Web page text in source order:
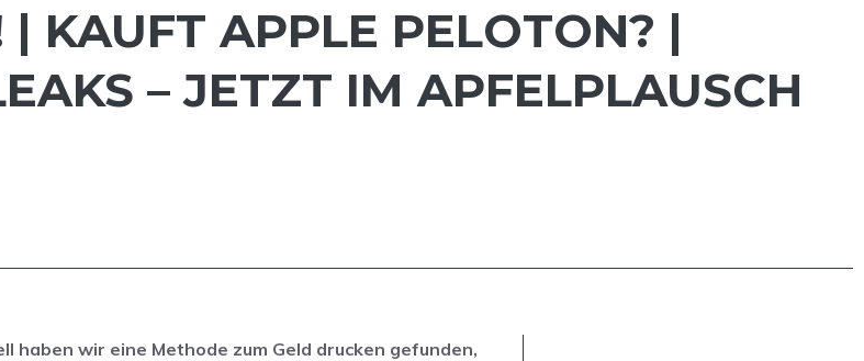
KAUFT APPLE PELOTON? |
– JETZT IM APFELPLAUSCH
haben wir eine Methode zum Geld drucken gefunden,